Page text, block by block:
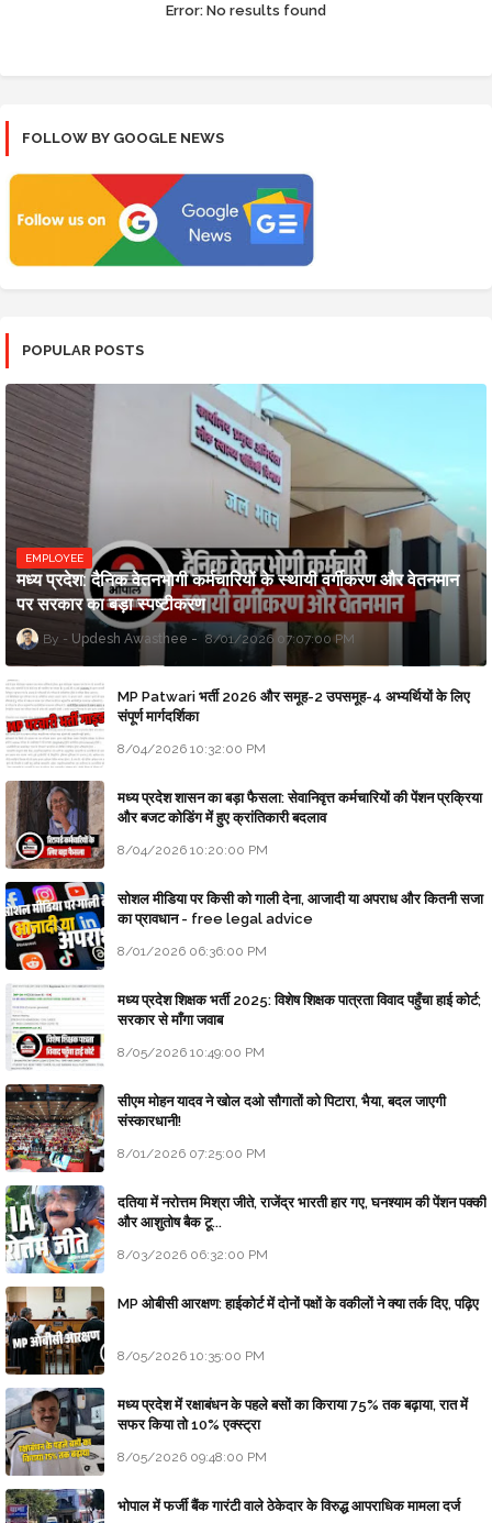
Error: No results found
FOLLOW BY GOOGLE NEWS
POPULAR POSTS
EMPLOYEE
मध्य प्रदेश: दैनिक वेतनभोगी कर्मचारियों के स्थायी वर्गीकरण और वेतनमान
पर सरकार का बड़ा स्पष्टीकरण
Updesh Awasthee 8/01/2026 07:07:00 PM
MP Patwari भर्ती 2026 और समूह-2 उपसमूह-4 अभ्यर्थियों के लिए
संपूर्ण मार्गदर्शिका
8/04/2026 10:32:00 PM
मध्य प्रदेश शासन का बड़ा फैसला: सेवानिवृत्त कर्मचारियों की पेंशन प्रक्रिया
और बजट कोडिंग में हुए क्रांतिकारी बदलाव
8/04/2026 10:20:00 PM
सोशल मीडिया पर किसी को गाली देना, आजादी या अपराध और कितनी सजा
का प्रावधान - free legal advice
8/01/2026 06:36:00 PM
मध्य प्रदेश शिक्षक भर्ती 2025: विशेष शिक्षक पात्रता विवाद पहुँचा हाई कोर्ट;
सरकार से माँगा जवाब
8/05/2026 10:49:00 PM
सीएम मोहन यादव ने खोल दओ सौगातों को पिटारा, भैया, बदल जाएगी
संस्कारधानी!
8/01/2026 07:25:00 PM
दतिया में नरोत्तम मिश्रा जीते, राजेंद्र भारती हार गए, घनश्याम की पेंशन पक्की
और आशुतोष बैक टू...
8/03/2026 06:32:00 PM
MP ओबीसी आरक्षण: हाईकोर्ट में दोनों पक्षों के वकीलों ने क्या तर्क दिए, पढ़िए
8/05/2026 10:35:00 PM
मध्य प्रदेश में रक्षाबंधन के पहले बसों का किराया 75% तक बढ़ाया, रात में
सफर किया तो 10% एक्स्ट्रा
8/05/2026 09:48:00 PM
भोपाल में फर्जी बैंक गारंटी वाले ठेकेदार के विरुद्ध आपराधिक मामला दर्ज